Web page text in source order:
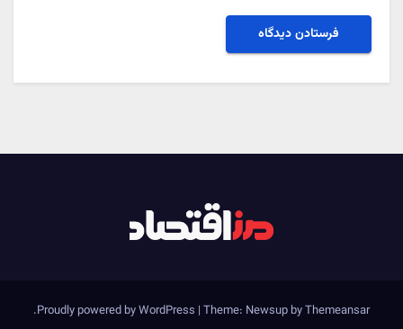
Proudly powered by WordPress | Theme: Newsup byThemeansar
.